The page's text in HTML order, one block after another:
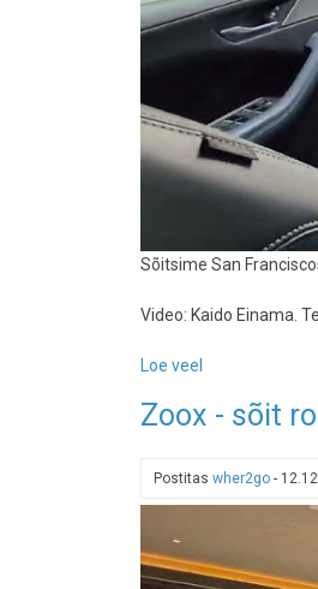
Sõitsime San
Video: Kaido Einama.
Loe veel
isejuhtivat
San
ja
Zoox - sõit
Postitas wher2go -